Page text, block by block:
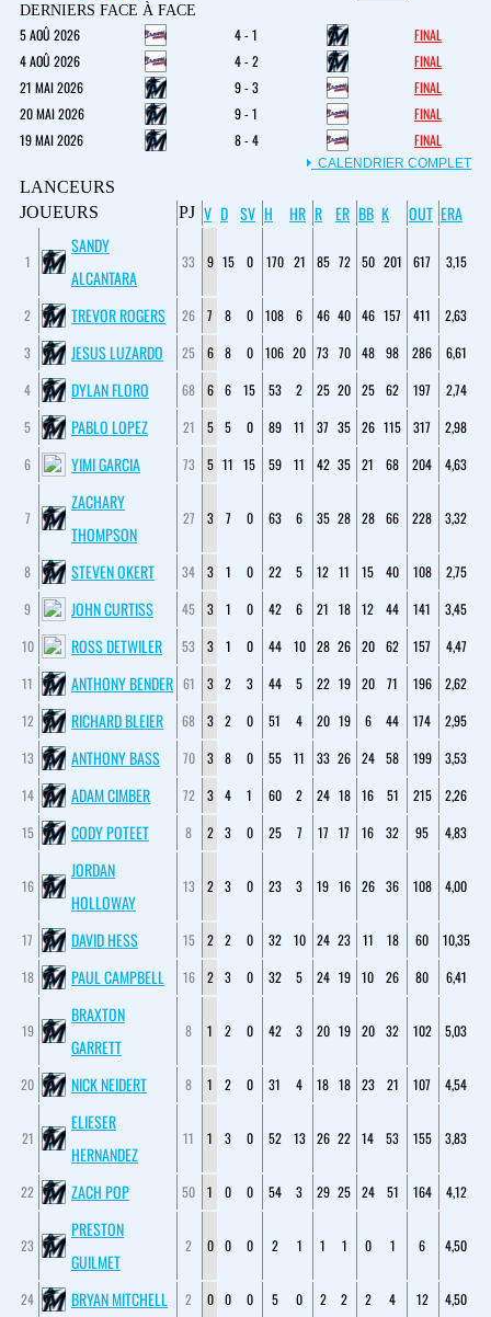
DERNIERS FACE À FACE
5 AOÛ 2026 4 - 1
FINAL
4 AOÛ 2026
4 - 2
FINAL
21 MAI 2026
9 - 3
FINAL
20 MAI 2026
9 - 1
FINAL
19 MAI 2026
8 - 4 FINAL
CALENDRIER COMPLET
LANCEURS
JOUEURS
PJ V D SV H HR R ER BB K OUT ERA
1
SANDY
ALCANTARA
33 9 15 0 170 21 85 72 50 201 617 3,15
2 TREVOR ROGERS 26 7 8 0 108 6 46 40 46 157 411
2,63
3
JESUS LUZARDO 25 6 8 0 106 20 73 70 48 98 286
6,61
4
DYLAN FLORO 68 6 6 15 53 2 25 20 25 62 197
2,74
5
PABLO LOPEZ 21 5 5 0 89 11 37 35 26 115 317
2,98
6
YIMI GARCIA 73 5 11 15 59 11 42 35 21 68 204 4,63
7
ZACHARY
THOMPSON
27 3 7 0 63 6 35 28 28 66 228 3,32
8 STEVEN OKERT 34 3 1 0 22 5 12 11 15 40 108
2,75
9
JOHN CURTISS 45 3 1 0 42 6 21 18 12 44 141
3,45
10
ROSS DETWILER 53 3 1 0 44 10 28 26 20 62 157
4,47
11
ANTHONY BENDER 61 3 2 3 44 5 22 19 20 71 196
2,62
12
RICHARD BLEIER 68 3 2 0 51 4 20 19 6 44 174
2,95
13
ANTHONY BASS 70 3 8 0 55 11 33 26 24 58 199
3,53
14
ADAM CIMBER 72 3 4 1 60 2 24 18 16 51 215
2,26
15
CODY POTEET 8 2 3 0 25 7 17 17 16 32 95 4,83
16
JORDAN
HOLLOWAY
13 2 3 0 23 3 19 16 26 36 108 4,00
17 DAVID HESS 15 2 2 0 32 10 24 23 11 18 60
10,35
18
PAUL CAMPBELL 16 2 3 0 32 5 24 19 10 26 80 6,41
19
BRAXTON
GARRETT
8 1 2 0 42 3 20 19 20 32 102 5,03
20 NICK NEIDERT 8 1 2 0 31 4 18 18 23 21 107 4,54
21
ELIESER
HERNANDEZ
11 1 3 0 52 13 26 22 14 53 155 3,83
22 ZACH POP 50 1 0 0 54 3 29 25 24 51 164 4,12
23
PRESTON
GUILMET
2 0 0 0 2 1 1 1 0 1 6 4,50
24 BRYAN MITCHELL 2 0 0 0 5 0 2 2 2 4 12 4,50